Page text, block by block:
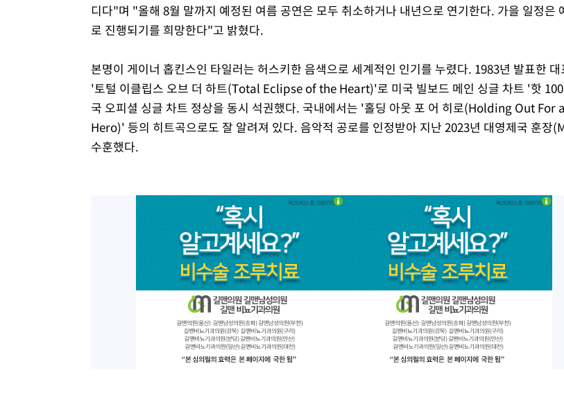
디다"며 "올해 8월 말까지 예정된 여름 공연은 모두 취소하거나 내년으로 연기한다. 가을 일정은
로 진행되기를 희망한다"고 밝혔다.
본명이 게이너 홉킨스인 타일러는 허스키한 음색으로 세계적인 인기를 누렸다. 1983년 발표한 대
'토털 이클립스 오브 더 하트(Total Eclipse of the Heart)'로 미국 빌보드 메인 싱글 차트 '핫
국 오피셜 싱글 차트 정상을 동시 석권했다. 국내에서는 '홀딩 아웃 포 어 히로(Holding Out For a
Hero)' 등의 히트곡으로도 잘 알려져 있다. 음악적 공로를 인정받아 지난 2023년 대영제국 훈장
수훈했다.